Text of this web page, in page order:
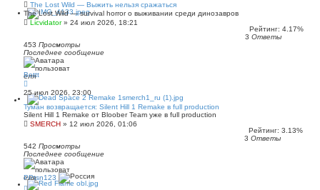
The Lost Wild — Выжить нельзя сражаться
The Lost Wild — survival horror о выживании среди динозавров
Licvidator» 24 июл 2026, 18:21
Рейтинг: 4.17%
3 Ответы
453 Просмотры
Последнее сообщение
Bottt
25 июл 2026, 23:00
Туман возвращается: Silent Hill 1 Remake в full production
Silent Hill 1 Remake от Bloober Team уже в full production
SMERCH » 12 июл 2026, 01:06
Рейтинг: 3.13%
3 Ответы
542 Просмотры
Последнее сообщение
PPtsn123